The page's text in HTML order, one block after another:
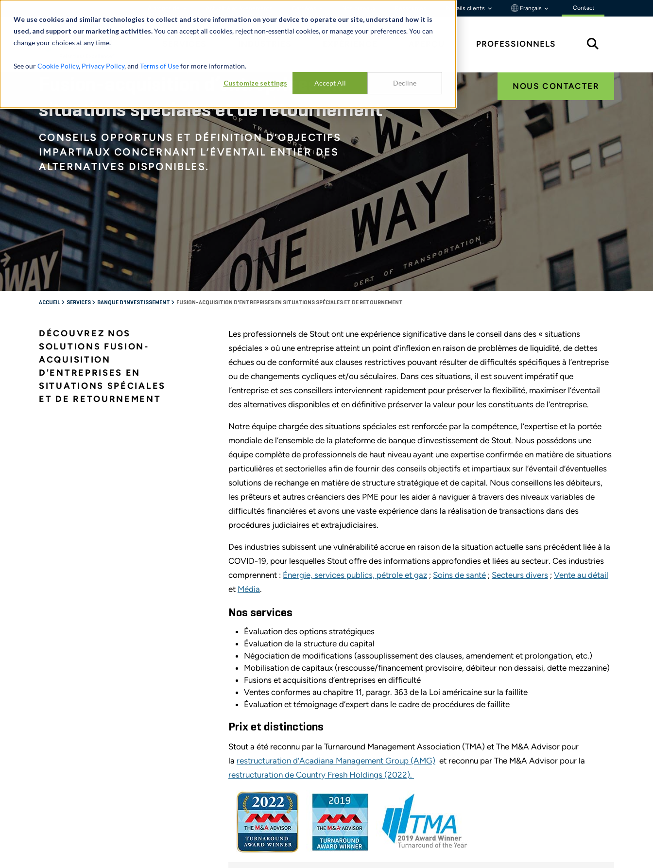
We use cookies and similar technologies to collect and store information on your device to operate our site, understand how it is
used, and support our marketing activities.You can accept all cookies, reject non-essential cookies, or manage your preferences. You can
change your choices at any time.
See ourCookie Policy, Privacy Policy, and Terms of Usefor more information.
Customize settings Accept All Decline
Portails clients Français Contact
PROFESSIONNELS
Fusion-acquisition d’entreprises en
situations spéciales et de retournement
CONSEILS OPPORTUNS ET DÉFINITION D’OBJECTIFS
IMPARTIAUX CONCERNANT L’ÉVENTAIL ENTIER DES
ALTERNATIVES DISPONIBLES.
NOUS CONTACTER
ACCUEIL SERVICES BANQUE D'INVESTISSEMENT FUSION-ACQUISITION D'ENTREPRISES EN SITUATIONS SPÉCIALES ET DE RETOURNEMENT
DÉCOUVREZ NOS
SOLUTIONS FUSION-
ACQUISITION
D'ENTREPRISES EN
SITUATIONS SPÉCIALES
ET DE RETOURNEMENT
Les professionnels de Stout ont une expérience significative dans le conseil dans des « situations
spéciales » où une entreprise atteint un point d’inflexion en raison de problèmes de liquidité, de dettes
échues ou de conformité aux clauses restrictives pouvant résulter de difficultés spécifiques à l’entreprise
ou de changements cycliques et/ou séculaires. Dans ces situations, il est souvent impératif que
l’entreprise et ses conseillers interviennent rapidement pour préserver la flexibilité, maximiser l’éventail
des alternatives disponibles et en définitive préserver la valeur pour les constituants de l’entreprise.
Notre équipe chargée des situations spéciales est renforcée par la compétence, l’expertise et la portée
mondiale de l’ensemble de la plateforme de banque d’investissement de Stout. Nous possédons une
équipe complète de professionnels de haut niveau ayant une expertise confirmée en matière de situations
particulières et sectorielles afin de fournir des conseils objectifs et impartiaux sur l’éventail d’éventuelles
solutions de rechange en matière de structure stratégique et de capital. Nous conseillons les débiteurs,
les prêteurs et autres créanciers des PME pour les aider à naviguer à travers des niveaux variables de
difficultés financières et avons une vaste expérience dans la réalisation de transactions dans des
procédures judiciaires et extrajudiciaires.
Des industries subissent une vulnérabilité accrue en raison de la situation actuelle sans précédent liée à la
COVID-19, pour lesquelles Stout offre des informations approfondies et liées au secteur. Ces industries
comprennent : Énergie, services publics, pétrole et gaz ; Soins de santé ; Secteurs divers ; Vente au détail
et Média.
Nos services
Évaluation des options stratégiques
Évaluation de la structure du capital
Négociation de modifications (assouplissement des clauses, amendement et prolongation, etc.)
Mobilisation de capitaux (rescousse/financement provisoire, débiteur non dessaisi, dette mezzanine)
Fusions et acquisitions d’entreprises en difficulté
Ventes conformes au chapitre 11, paragr. 363 de la Loi américaine sur la faillite
Évaluation et témoignage d’expert dans le cadre de procédures de faillite
Prix et distinctions
Stout a été reconnu par la Turnaround Management Association (TMA) et The M&A Advisor pour
la restructuration d’Acadiana Management Group (AMG) et reconnu par The M&A Advisor pour la
restructuration de Country Fresh Holdings (2022).